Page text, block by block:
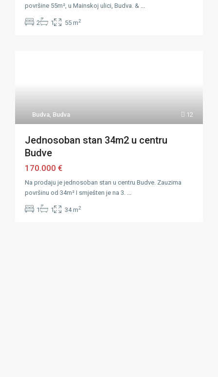
površine 55m², u Mainskoj ulici, Budva. & ...
2 1 55 m2
12
Budva, Budva
Jednosoban stan 34m2 u centru
Budve
170.000 €
Na prodaju je jednosoban stan u centru Budve. Zauzima
površinu od 34m² I smješten je na 3. ...
1 1 34 m2